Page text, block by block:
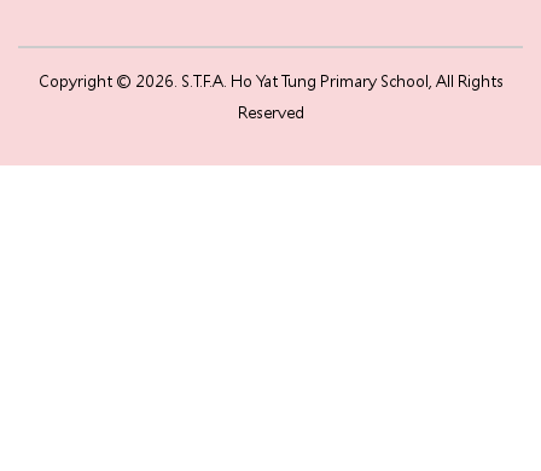
Copyright © 2026. S.T.F.A. Ho Yat Tung Primary School, All Rights
Reserved